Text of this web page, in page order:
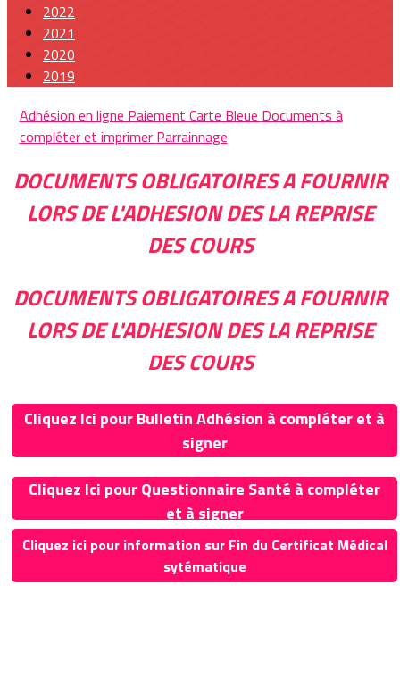
2022
2021
2020
2019
Adhésion en ligne Paiement Carte Bleue Documents à
compléter et imprimer Parrainnage
DOCUMENTS OBLIGATOIRES A FOURNIR
LORS DE L'ADHESION DES LA REPRISE
DES COURS
DOCUMENTS OBLIGATOIRES A FOURNIR
LORS DE L'ADHESION DES LA REPRISE
DES COURS
Cliquez Ici pour Bulletin Adhésion à compléter et à
signer
Cliquez Ici pour Questionnaire Santé à compléter
et à signer
Cliquez ici pour information sur Fin du Certificat Médical
sytématique